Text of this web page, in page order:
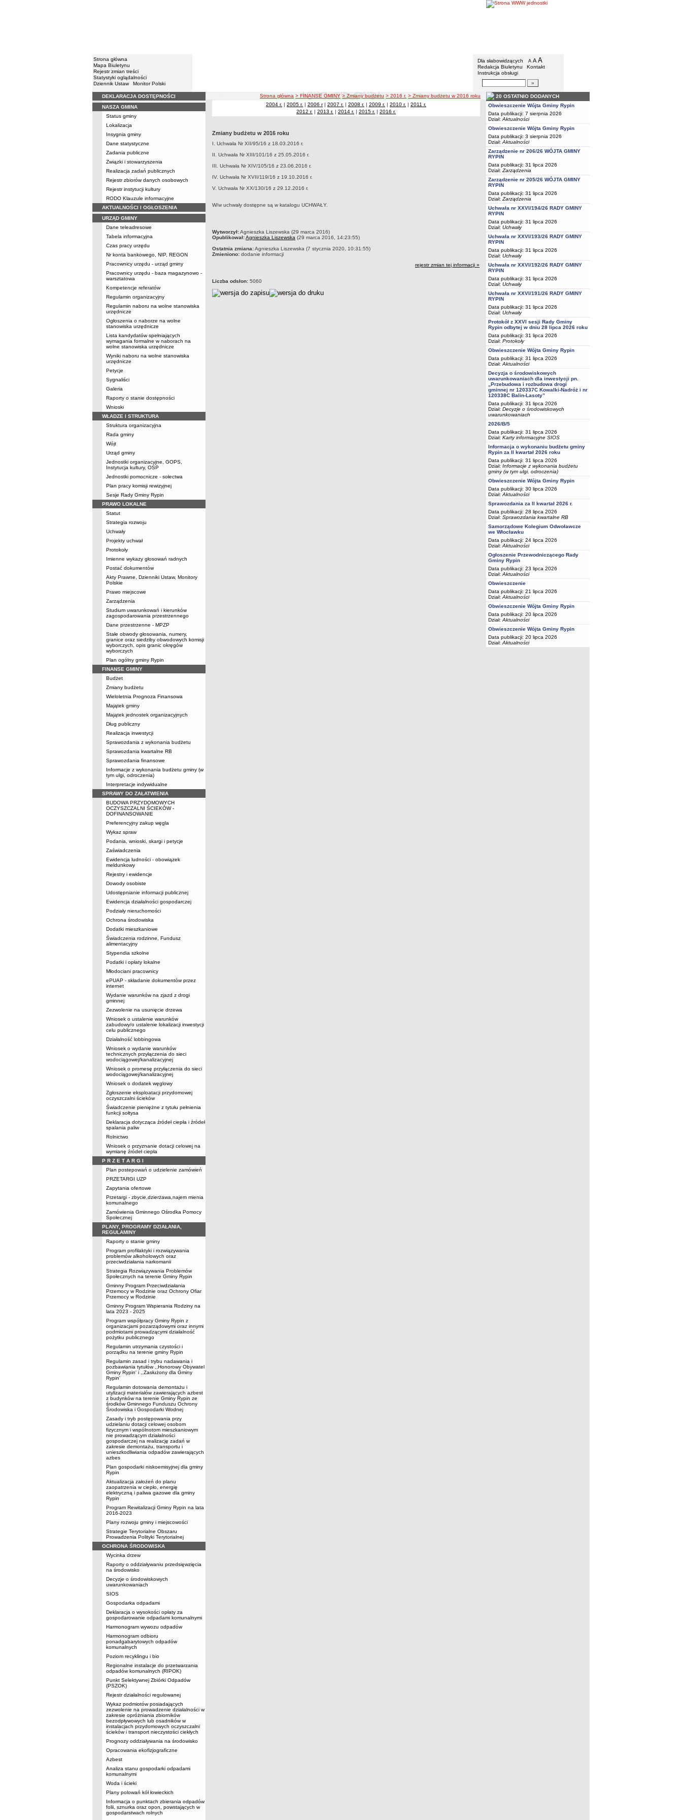
Strona główna
Mapa Biuletynu
Rejestr zmian treści
Statystyki oglądalności
Dziennik Ustaw
Monitor Polski
Gmina Rypin
Menu dodatkowe
Dla słabowidzących A pomniejsz czcionkę
A standardowy rozmiar czcionki
A
Redakcja Biuletynu
Kontakt
Instrukcja obsługi
Wyszukiwarka artykułów
Menu
DEKLARACJA DOSTĘPNOŚCI
NASZA GMINA
Status gminy
Lokalizacja
Insygnia gminy
Dane statystyczne
Zadania publiczne
Związki i stowarzyszenia
Realizacja zadań publicznych
Rejestr zbiorów danych osobowych
Rejestr instytucji kultury
RODO Klauzule informacyjne
AKTUALNOŚCI I OGŁOSZENIA
URZĄD GMINY
Dane teleadresowe
Tabela informacyjna
Czas pracy urzędu
Nr konta bankowego, NIP, REGON
Pracownicy urzędu - urząd gminy
Pracownicy urzędu - baza magazynowo -
warsztatowa
Kompetencje referatów
Regulamin organizacyjny
Regulamin naboru na wolne stanowiska
urzędnicze
Ogłoszenia o naborze na wolne
stanowiska urzędnicze
Lista kandydatów spełniających
wymagania formalne w naborach na
wolne stanowiska urzędnicze
Wyniki naboru na wolne stanowiska
urzędnicze
Petycje
Sygnaliści
Galeria
Raporty o stanie dostępności
Wnioski
WŁADZE I STRUKTURA
Struktura organizacyjna
Rada gminy
Wójt
Urząd gminy
Jednostki organizacyjne, GOPS,
Instytucja kultury, OSP
Jednostki pomocnicze - sołectwa
Plan pracy komisji rewizyjnej
Sesje Rady Gminy Rypin
PRAWO LOKALNE
Statut
Strategia rozwoju
Uchwały
Projekty uchwał
Protokoły
Imienne wykazy głosowań radnych
Postać dokumentów
Akty Prawne, Dzienniki Ustaw, Monitory
Polskie
Prawo miejscowe
Zarządzenia
Studium uwarunkowań i kierunków
zagospodarowania przestrzennego
Dane przestrzenne - MPZP
Stałe obwody głosowania, numery,
granice oraz siedziby obwodowych komisji
wyborczych, opis granic okręgów
wyborczych
Plan ogólny gminy Rypin
FINANSE GMINY
Budżet
Zmiany budżetu
Wieloletnia Prognoza Finansowa
Majątek gminy
Majątek jednostek organizacyjnych
Dług publiczny
Realizacja inwestycji
Sprawozdania z wykonania budżetu
Sprawozdania kwartalne RB
Sprawozdania finansowe
Informacje z wykonania budżetu gminy (w
tym ulgi, odroczenia)
Interpretacje indywidualne
SPRAWY DO ZAŁATWIENIA
BUDOWA PRZYDOMOWYCH
OCZYSZCZALNI ŚCIEKÓW -
DOFINANSOWANIE
Preferencyjny zakup węgla
Wykaz spraw
Podania, wnioski, skargi i petycje
Zaświadczenia
Ewidencja ludności - obowiązek
meldunkowy
Rejestry i ewidencje
Dowody osobiste
Udostępnianie informacji publicznej
Ewidencja działalności gospodarczej
Podziały nieruchomości
Ochrona środowiska
Dodatki mieszkaniowe
Świadczenia rodzinne, Fundusz
alimentacyjny
Stypendia szkolne
Podatki i opłaty lokalne
Młodociani pracownicy
ePUAP - składanie dokumentów przez
internet
Wydanie warunków na zjazd z drogi
gminnej
Zezwolenie na usunięcie drzewa
Wniosek o ustalenie warunków
zabudowy/o ustalenie lokalizacji inwestycji
celu publicznego
Działalność lobbingowa
Wniosek o wydanie warunków
technicznych przyłączenia do sieci
wodociągowej/kanalizacyjnej
Wniosek o promesę przyłączenia do sieci
wodociągowej/kanalizacyjnej
Wniosek o dodatek węglowy
Zgłoszenie eksploatacji przydomowej
oczyszczalni ścieków
Świadczenie pieniężne z tytułu pełnienia
funkcji sołtysa
Deklaracja dotycząca źródeł ciepła i źródeł
spalania paliw
Rolnictwo
Wniosek o przyznanie dotacji celowej na
wymianę źródeł ciepła
P R Z E T A R G I
Plan postepowań o udzielenie zamówień
PRZETARGI UZP
Zapytania ofertowe
Przetargi - zbycie,dzierżawa,najem mienia
komunalnego
Zamówienia Gminnego Ośrodka Pomocy
Społecznej
PLANY, PROGRAMY DZIAŁANIA,
REGULAMINY
Raporty o stanie gminy
Program profilaktyki i rozwiązywania
problemów alkoholowych oraz
przeciwdziałania narkomanii
Strategia Rozwiązywania Problemów
Społecznych na terenie Gminy Rypin
Gminny Program Przeciwdziałania
Przemocy w Rodzinie oraz Ochrony Ofiar
Przemocy w Rodzinie
Gminny Program Wspierania Rodziny na
lata 2023 - 2025
Program współpracy Gminy Rypin z
organizacjami pozarządowymi oraz innymi
podmiotami prowadzącymi działalność
pożytku publicznego
Regulamin utrzymania czystości i
porządku na terenie gminy Rypin
Regulamin zasad i trybu nadawania i
pozbawiania tytułów ,,Honorowy Obywatel
Gminy Rypin' i ,,Zasłużony dla Gminy
Rypin'
Regulamin dotowania demontażu i
utylizacji materiałów zawierających azbest
z budynków na terenie Gminy Rypin ze
środków Gminnego Funduszu Ochrony
Środowiska i Gospodarki Wodnej
Zasady i tryb postępowania przy
udzielaniu dotacji celowej osobom
fizycznym i wspólnotom mieszkaniowym
nie prowadzącym działalności
gospodarczej na realizację zadań w
zakresie demontażu, transportu i
unieszkodliwiania odpadów zawierających
azbes
Plan gospodarki niskoemisyjnej dla gminy
Rypin
Aktualizacja założeń do planu
zaopatrzenia w ciepło, energię
elektryczną i paliwa gazowe dla gminy
Rypin
Program Rewitalizacji Gminy Rypin na lata
2016-2023
Plany rozwoju gminy i miejscowości
Strategie Terytorialne Obszaru
Prowadzenia Polityki Terytorialnej
OCHRONA ŚRODOWISKA
Wycinka drzew
Raporty o oddziaływaniu przedsięwzięcia
na środowisko
Decyzje o środowiskowych
uwarunkowaniach
SIOS
Gospodarka odpadami
Deklaracja o wysokości opłaty za
gospodarowanie odpadami komunalnymi
Harmonogram wywozu odpadów
Harmonogram odbioru
ponadgabarytowych odpadów
komunalnych
Poziom recyklingu i bio
Regionalne instalacje do przetwarzania
odpadów komunalnych (RIPOK)
Punkt Selektywnej Zbiórki Odpadów
(PSZOK)
Rejestr działalności regulowanej
Wykaz podmiotów posiadających
zezwolenie na prowadzenie działalności w
zakresie opróżniania zbiorników
bezodpływowych lub osadników w
instalacjach przydomowych oczyszczalni
ścieków i transport nieczystości ciekłych
Prognozy oddziaływania na środowisko
Opracowania ekofizjograficzne
Azbest
Analiza stanu gospodarki odpadami
komunalnymi
Woda i ścieki
Plany polowań kół łowieckich
Informacja o punktach zbierania odpadów
folii, sznurka oraz opon, powstających w
gospodarstwach rolnych
ścieżka nawigacji
Strona główna > FINANSE GMINY > Zmiany budżetu > 2016 r. > Zmiany budżetu w 2016 roku
2004 r. | 2005 r. | 2006 r| 2007 r. | 2008 r. | 2009 r. | 2010 r. | 2011 r.
2012 r. | 2013 r. | 2014 r. | 2015 r. | 2016 r.
Zmiany budżetu w 2016 roku
I. Uchwała Nr XII/95/16 z 18.03.2016 r.
II. Uchwała Nr XIII/101/16 z 25.05.2016 r.
III. Uchwała Nr XIV/105/16 z 23.06.2016 r.
IV. Uchwała Nr XVII/119/16 z 19.10.2016 r.
V. Uchwała Nr XX/130/16 z 29.12.2016 r.
W/w uchwały dostępne są w katalogu UCHWAŁY.
metryczka
Wytworzył:Agnieszka Liszewska (29 marca 2016)
Opublikował:Agnieszka Liszewska (29 marca 2016, 14:23:55)
Ostatnia zmiana:Agnieszka Liszewska (7 stycznia 2020, 10:31:55)
Zmieniono: dodanie informacji
rejestr zmian tej informacji »
Liczba odsłon: 5060
20 OSTATNIO DODANYCH
Obwieszczenie Wójta Gminy Rypin
Data publikacji: 7 sierpnia 2026
Dział: Aktualności
Obwieszczenie Wójta Gminy Rypin
Data publikacji: 3 sierpnia 2026
Dział: Aktualności
Zarządzenie nr 206/26 WÓJTA GMINY
RYPIN
Data publikacji: 31 lipca 2026
Dział: Zarządzenia
Zarządzenie nr 205/26 WÓJTA GMINY
RYPIN
Data publikacji: 31 lipca 2026
Dział: Zarządzenia
Uchwała nr XXVI/194/26 RADY GMINY
RYPIN
Data publikacji: 31 lipca 2026
Dział: Uchwały
Uchwała nr XXVI/193/26 RADY GMINY
RYPIN
Data publikacji: 31 lipca 2026
Dział: Uchwały
Uchwała nr XXVI/192/26 RADY GMINY
RYPIN
Data publikacji: 31 lipca 2026
Dział: Uchwały
Uchwała nr XXVI/191/26 RADY GMINY
RYPIN
Data publikacji: 31 lipca 2026
Dział: Uchwały
Protokół z XXVI sesji Rady Gminy
Rypin odbytej w dniu 28 lipca 2026 roku
Data publikacji: 31 lipca 2026
Dział: Protokoły
Obwieszczenie Wójta Gminy Rypin
Data publikacji: 31 lipca 2026
Dział: Aktualności
Decyzja o środowiskowych
uwarunkowaniach dla inwestycji pn.
„Przebudowa i rozbudowa drogi
gminnej nr 120337C Kowalki-Nadróż i nr
120338C Balin-Lasoty”
Data publikacji: 31 lipca 2026
Dział: Decyzje o środowiskowych
uwarunkowaniach
2026/B/5
Data publikacji: 31 lipca 2026
Dział: Karty informacyjne SIOS
Informacja o wykonaniu budżetu gminy
Rypin za II kwartał 2026 roku
Data publikacji: 31 lipca 2026
Dział: Informacje z wykonania budżetu
gminy (w tym ulgi, odroczenia)
Obwieszczenie Wójta Gminy Rypin
Data publikacji: 30 lipca 2026
Dział: Aktualności
Sprawozdania za II kwartał 2026 r.
Data publikacji: 28 lipca 2026
Dział: Sprawozdania kwartalne RB
Samorządowe Kolegium Odwoławcze
we Włocławku
Data publikacji: 24 lipca 2026
Dział: Aktualności
Ogłoszenie Przewodniczącego Rady
Gminy Rypin
Data publikacji: 23 lipca 2026
Dział: Aktualności
Obwieszczenie
Data publikacji: 21 lipca 2026
Dział: Aktualności
Obwieszczenie Wójta Gminy Rypin
Data publikacji: 20 lipca 2026
Dział: Aktualności
Obwieszczenie Wójta Gminy Rypin
Data publikacji: 20 lipca 2026
Dział: Aktualności